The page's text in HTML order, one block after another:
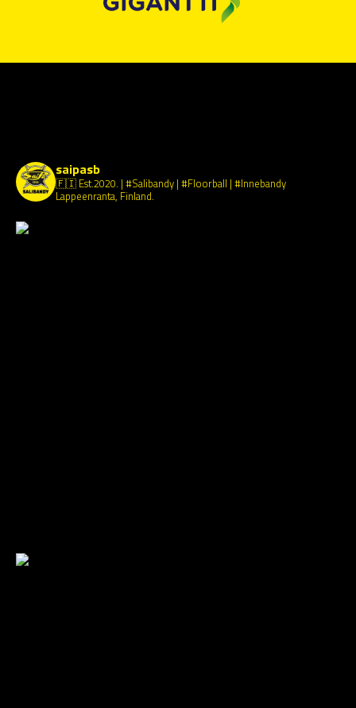
saipasb
🇫🇮 Est.2020. | #Salibandy | #Floorball | #Innebandy
Lappeenranta, Finland.